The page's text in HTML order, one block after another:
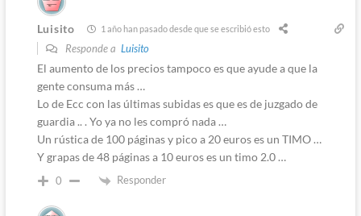
Luisito 1 año han pasado desde que se escribió esto
Responde a Luisito
El aumento de los precios tampoco es que ayude a que la
gente consuma más …
Lo de Ecc con las últimas subidas es que es de juzgado de
guardia .. . Yo ya no les compró nada …
Un rústica de 100 páginas y pico a 20 euros es un TIMO …
Y grapas de 48 páginas a 10 euros es un timo 2.0 …
0 Responder